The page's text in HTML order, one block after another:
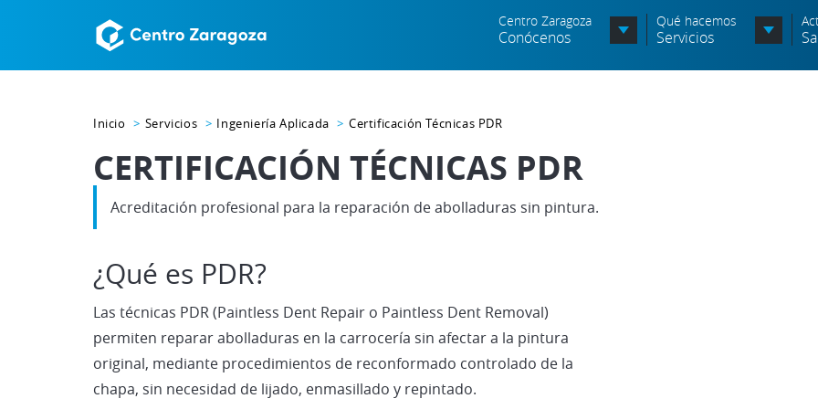
Centro Zaragoza
Conócenos
Entidades Asociadas
Política de seguridad de la
Política medioambiental
Qué hacemos
Servicios
Inicio Servicios Ingeniería Aplicada Certificación Técnicas PDR
CERTIFICACIÓN TÉCNICAS PDR
Acreditación profesional para la reparación de abolladuras sin pintura.
¿Qué es PDR?
Las técnicas PDR (Paintless Dent Repair o Paintless Dent Removal)
permiten reparar abolladuras en la carrocería sin afectar a la pintura
original, mediante procedimientos de reconformado controlado de la
chapa, sin necesidad de lijado, enmasillado y repintado.